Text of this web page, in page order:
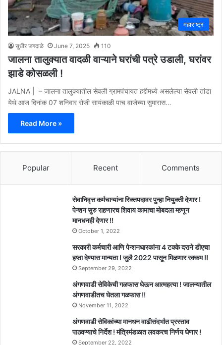
महाराष्ट्र
सुधीर जगदाळे June 7, 2025 110
जालना तालुक्यात वादळी वाऱ्याने घरांची पत्रे उडाली, घरांवर
झाडे कोसळली !
JALNA | – जालना तालुक्यातील सेवली ग्रामपंचायत हद्दीमध्ये असलेल्या सेवली तांडा
येथे आज दिनांक 07 शनिवार रोजी सायंकाळी पाच वाजेच्या सुमारास…
Read More »
Popular Recent Comments
सेवानिवृत्त कर्मचाऱ्यांना रिक्तपदावर पुन्हा नियुक्ती देणार !
पेन्शन सुरु राहणारच शिवाय कामाचा मोबदला म्हणून
मानधनही देणार !!
October 1, 2022
सरकारी कर्मचारी आणि पेन्शनधारकांना 4 टक्के दराने डीएचा
हप्ता देण्यास मान्यता ! जुलै 2022 पासून मिळणार रक्कम !!
September 29, 2022
अंगणवाडी सेविकेची गळफास घेऊन आत्महत्या ! जालन्यातील
अंगणवाडीतच घेतला गळफास !!
November 11, 2022
अंगणवाडी सेविकांच्या मानधन वाढीसंदर्भात प्रस्ताव
पाठवण्याचे निर्देश ! मंत्रिमंडळात लवकरच निर्णय घेणार !
September 22, 2022